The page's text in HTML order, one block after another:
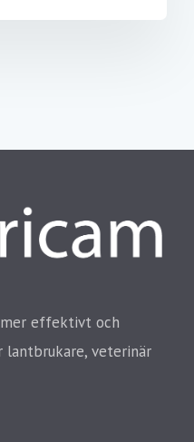
effektivt och
lantbrukare, veterinär